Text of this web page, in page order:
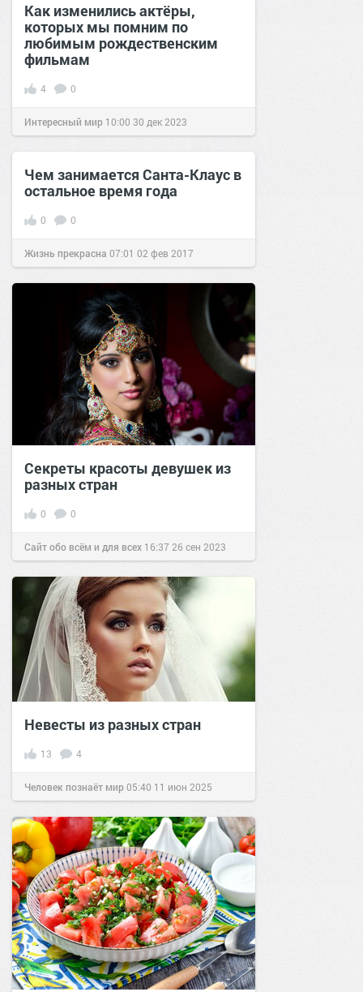
Как изменились актёры,
которых мы помним по
любимым рождественским
фильмам
4 0
Интересный мир 10:00 30 дек 2023
Чем занимается Санта-Клаус в
остальное время года
0 0
Жизнь прекрасна 07:01 02 фев 2017
Секреты красоты девушек из
разных стран
0 0
Сайт обо всём и для всех 16:37 26 сен 2023
Невесты из разных стран
13 4
Человек познаёт мир05:40 11 июн 2025